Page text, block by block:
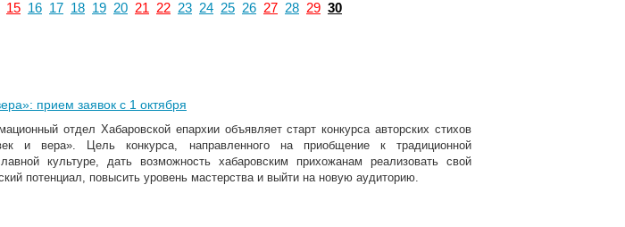
15 16 17 18 19 20 21 22 23 24 25 26 27 28 29 30
прием заявок с 1 октября
отдел Хабаровской епархии объявляет старт конкурса авторских стихов
и вера». Цель конкурса, направленного на приобщение к традиционной
культуре, дать возможность хабаровским прихожанам реализовать свой
потенциал, повысить уровень мастерства и выйти на новую аудиторию.